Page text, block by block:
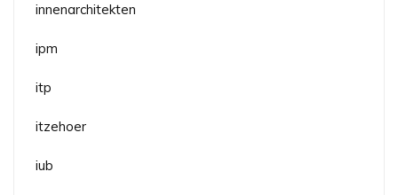
innenarchitekten
ipm
itp
itzehoer
iub